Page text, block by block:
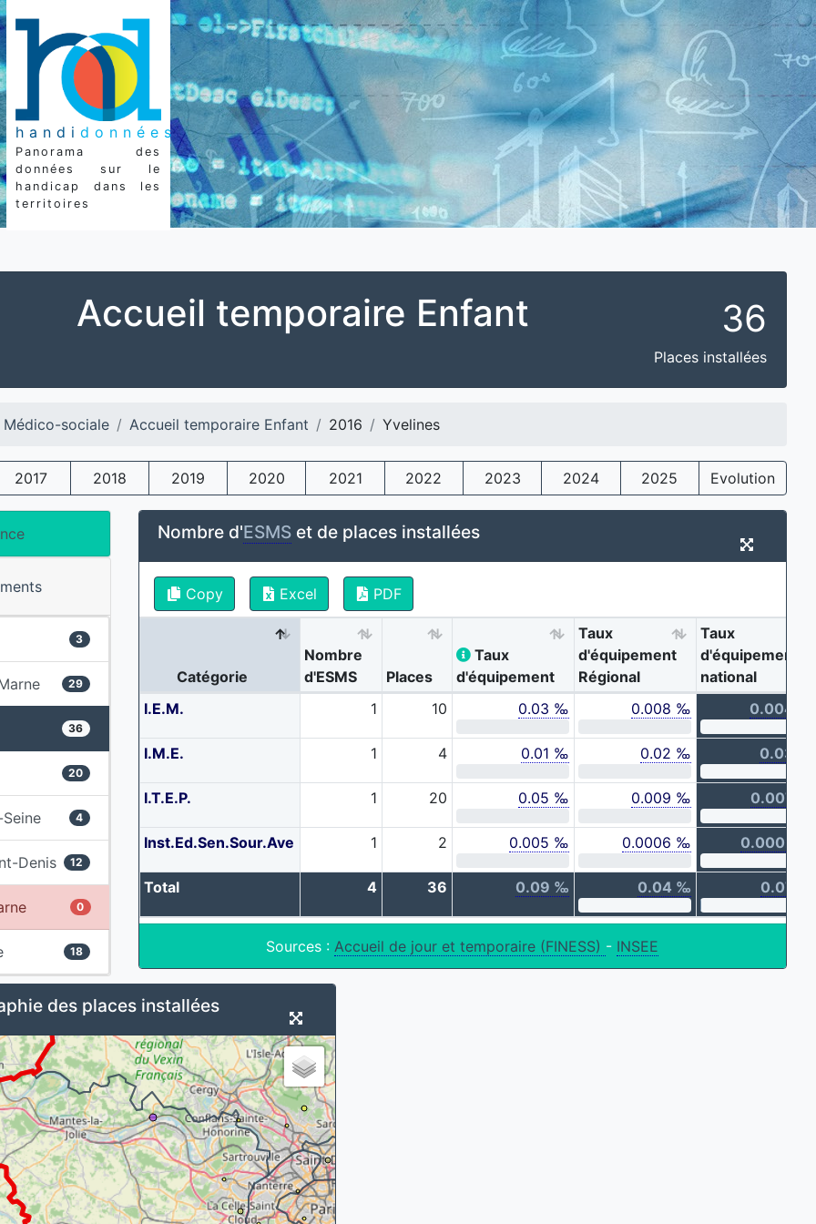
handi données
Panorama des
données sur le
handicap dans les
territoires
Accueil temporaire Enfant 36
Places installées
sociale Accueil temporaire Enfant 2016 Yvelines
2017 2018 2019 2020 2021 2022 2023 2024 2025 Evolution
3
29
36
20
4
Denis 12
0
18
Nombre d'ESMSet de places installées
Copy Excel PDF
Catégorie
Nombre
d'ESMS
Places
Taux
d'équipement
Taux
d'équipement
Régional
Taux
d'équipement
national
I.E.M.
1 10 0.03 ‰ 0.008 ‰ 0.004 ‰
I.M.E. 1 4 0.01 ‰ 0.02 ‰ 0.03 ‰
I.T.E.P. 1 20 0.05 ‰ 0.009 ‰ 0.007 ‰
Inst.Ed.Sen.Sour.Ave 1 2 0.005 ‰ 0.0006 ‰ 0.0002 ‰
Total 4 36 0.09 ‰ 0.04 ‰ 0.07 ‰
Sources : Accueil de jour et temporaire (FINESS) - INSEE
des places installées